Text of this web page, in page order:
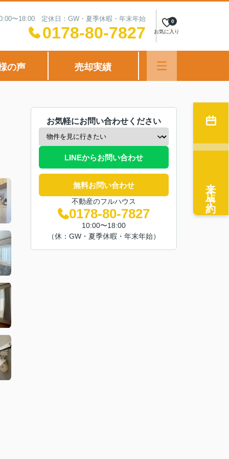
〜18:00 定休日：GW・夏季休暇・年末年始
0178-80-7827 お気に入り
0
の声 売却実績
お気軽にお問い合わせください
LINEからお問い合わせ
無料お問い合わせ
不動産のフルハウス
0178-80-7827
10:00〜18:00
（休：GW・夏季休暇・年末年始）
来店予約